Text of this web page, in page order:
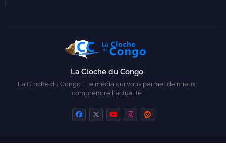
La Cloche du Congo
La Cloche du Congo | Le média qui vous permet de mieux
comprendre l'actualité